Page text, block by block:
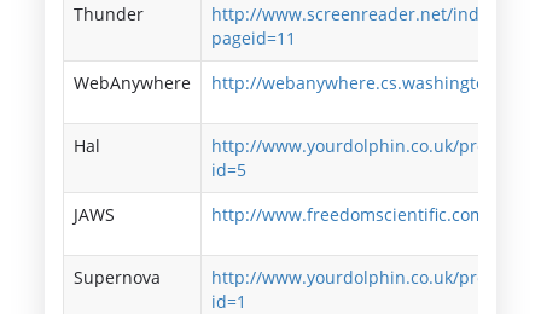
Thunder
http://www.screenreader.net/
pageid=11
WebAnywhere
http://
Hal
http://www.yourdolphin.co.uk/
id=5
JAWS
http://www.freedomscientific.com/jaws-
Supernova
http://www.yourdolphin.co.uk/
id=1